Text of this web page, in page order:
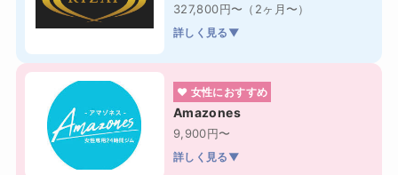
327,800円〜（2ヶ月〜）
詳しく見る▼
❤ 女性におすすめ
Amazones
9,900円〜
詳しく見る▼